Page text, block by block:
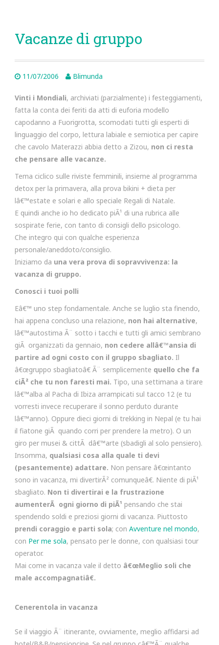
Vacanze di gruppo
11/07/2006 Blimunda
Vinti i Mondiali, archiviati (parzialmente) i festeggiamenti,
fatta la conta dei feriti da atti di euforia modello
capodanno a Fuorigrotta, scomodati tutti gli esperti di
linguaggio del corpo, lettura labiale e semiotica per capire
che cavolo Materazzi abbia detto a Zizou, non ci resta
che pensare alle vacanze.
Tema ciclico sulle riviste femminili, insieme al programma
detox per la primavera, alla prova bikini + dieta per
lâ€™estate e solari e allo speciale Regali di Natale.
E quindi anche io ho dedicato piÃ¹ di una rubrica alle
sospirate ferie, con tanto di consigli dello psicologo.
Che integro qui con qualche esperienza
personale/aneddoto/consiglio.
Iniziamo da una vera prova di sopravvivenza: la
vacanza di gruppo.
Conosci i tuoi polli
Eâ€™ uno step fondamentale. Anche se luglio sta finendo,
hai appena concluso una relazione, non hai alternative,
lâ€™autostima Ã¨ sotto i tacchi e tutti gli amici sembrano
giÃ organizzati da gennaio, non cedere allâ€™ansia di
partire ad ogni costo con il gruppo sbagliato. Il
â€œgruppo sbagliatoâ€ Ã¨ semplicemente quello che fa
ciÃ² che tu non faresti mai. Tipo, una settimana a tirare
lâ€™alba al Pacha di Ibiza arrampicati sul tacco 12 (e tu
vorresti invece recuperare il sonno perduto durante
lâ€™anno). Oppure dieci giorni di trekking in Nepal (e tu hai
il fiatone giÃ quando corri per prendere la metro). O un
giro per musei & cittÃ dâ€™arte (sbadigli al solo pensiero).
Insomma, qualsiasi cosa alla quale ti devi
(pesantemente) adattare. Non pensare â€œintanto
sono in vacanza, mi divertirÃ² comunqueâ€. Niente di piÃ¹
sbagliato. Non ti divertirai e la frustrazione
aumenterÃ ogni giorno di piÃ¹ pensando che stai
spendendo soldi e preziosi giorni di vacanza. Piuttosto
prendi coraggio e parti sola; con Avventure nel mondo,
con Per me sola, pensato per le donne, con qualsiasi tour
operator.
Mai come in vacanza vale il detto â€œMeglio soli che
male accompagnatiâ€.
Cenerentola in vacanza
Se il viaggio Ã¨ itinerante, ovviamente, meglio affidarsi ad